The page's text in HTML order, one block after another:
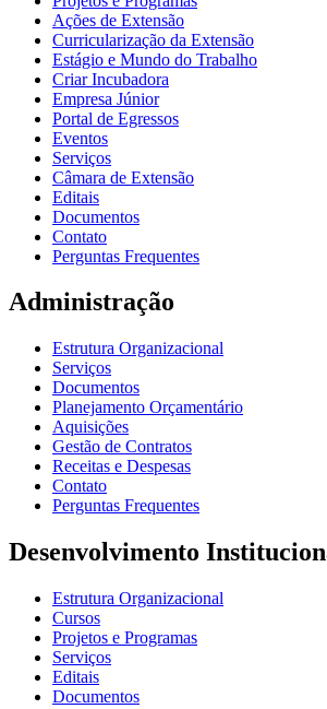
Ações de Extensão
Curricularização da Extensão
Estágio e Mundo do Trabalho
Criar Incubadora
Empresa Júnior
Portal de Egressos
Eventos
Serviços
Câmara de Extensão
Editais
Documentos
Contato
Perguntas Frequentes
Administração
Estrutura Organizacional
Serviços
Documentos
Planejamento Orçamentário
Aquisições
Gestão de Contratos
Receitas e Despesas
Contato
Perguntas Frequentes
Desenvolvimento
Estrutura Organizacional
Cursos
Projetos e Programas
Serviços
Editais
Documentos